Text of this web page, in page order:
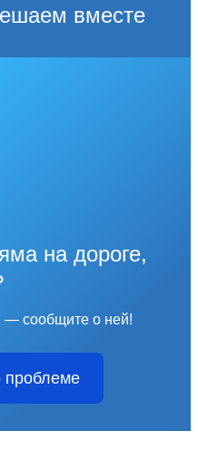
вместе
на дороге,
— сообщите о ней!